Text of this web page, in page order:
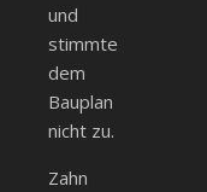
und
stimmte
dem
Bauplan
nicht zu.
Zahn